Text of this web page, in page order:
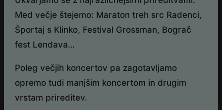
Med večje štejemo: Maraton treh src Radenci,
Športaj s Klinko, Festival Grossman, Bograč
fest Lendava…
Poleg večjih koncertov pa zagotavljamo
opremo tudi manjšim koncertom in drugim
vrstam prireditev.